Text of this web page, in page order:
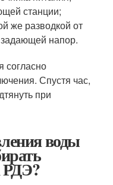
станции;
же разводкой от
задающей напор.
согласно
Спустя час,
при
воды
РДЭ?